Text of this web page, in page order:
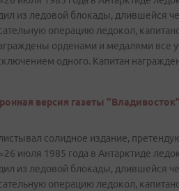
из ледовой блокады, длившейся
операцию ледокол,
орденами и медалями все
одного. Капитан
версия газеты
солидное издание,
июля 1985 года в Антарктиде
из ледовой блокады, длившейся
операцию ледокол,